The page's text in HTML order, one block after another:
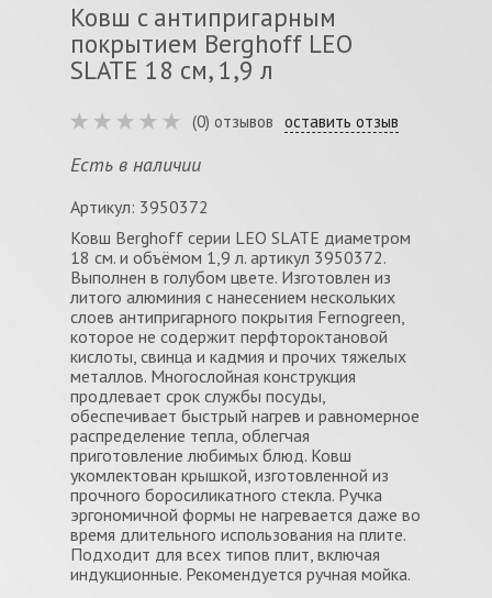
Ковш c антипригарным
покрытием Berghoff LEO
SLATE 18 см, 1,9 л
(0) отзывов оставить отзыв
Есть в наличии
Артикул: 3950372
Ковш Berghoff серии LEO SLATE диаметром
18 см. и объёмом 1,9 л. артикул 3950372.
Выполнен в голубом цвете. Изготовлен из
литого алюминия с нанесением нескольких
слоев антипригарного покрытия Fernogreen,
которое не содержит перфтороктановой
кислоты, свинца и кадмия и прочих тяжелых
металлов. Многослойная конструкция
продлевает срок службы посуды,
обеспечивает быстрый нагрев и равномерное
распределение тепла, облегчая
приготовление любимых блюд. Ковш
укомлектован крышкой, изготовленной из
прочного боросиликатного стекла. Ручка
эргономичной формы не нагревается даже во
время длительного использования на плите.
Подходит для всех типов плит, включая
индукционные. Рекомендуется ручная мойка.